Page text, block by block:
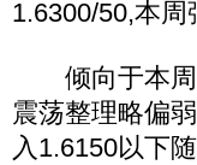
1.6300/50,本
倾向于本周
震荡整理略偏
入1.6150以下